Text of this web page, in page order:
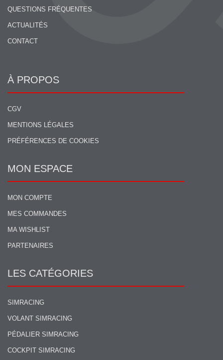
QUESTIONS FRÉQUENTES
ACTUALITÉS
CONTACT
À PROPOS
CGV
MENTIONS LÉGALES
PRÉFÉRENCES DE COOKIES
MON ESPACE
MON COMPTE
MES COMMANDES
MA WISHLIST
PARTENAIRES
LES CATÉGORIES
SIMRACING
VOLANT SIMRACING
PÉDALIER SIMRACING
COCKPIT SIMRACING